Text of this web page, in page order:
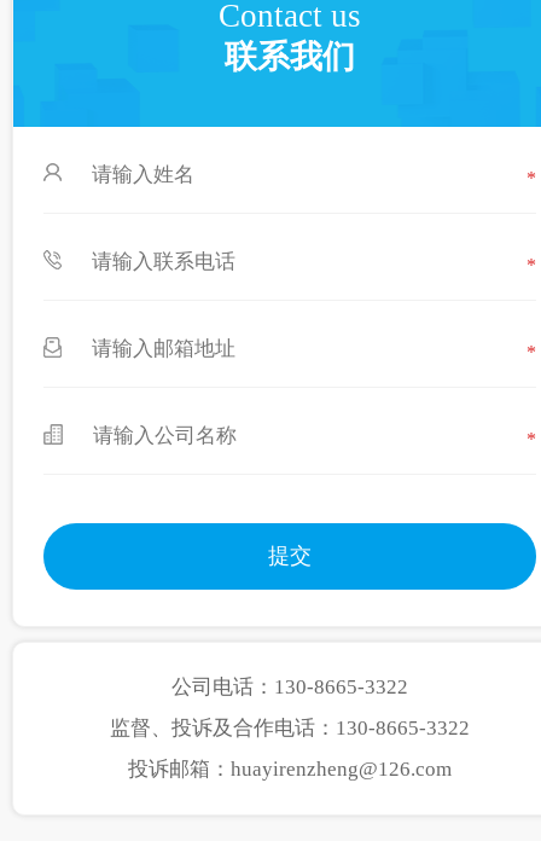
Contact us
联系我们
*
*
*
*
公司电话：130-8665-3322
监督、投诉及合作电话：130-8665-3322
投诉邮箱：huayirenzheng@126.com